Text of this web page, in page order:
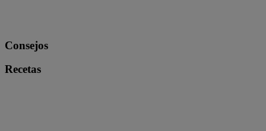
Consejos
Recetas